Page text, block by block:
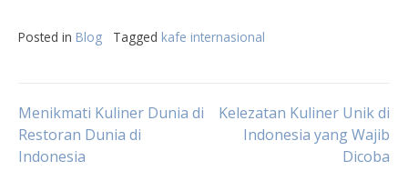
Posted in Blog Tagged kafe internasional
Post
navigation
Menikmati Kuliner Dunia di
Restoran Dunia di
Indonesia
Kelezatan Kuliner Unik di
Indonesia yang Wajib
Dicoba